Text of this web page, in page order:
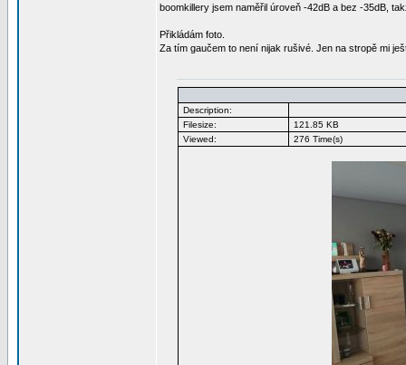
boomkillery jsem naměřil úroveň -42dB a bez -35dB,
Přikládám foto.
Za tím gaučem to není nijak rušivé. Jen na stropě mi
Description:
Filesize:
121.85 KB
Viewed:
276 Time(s)